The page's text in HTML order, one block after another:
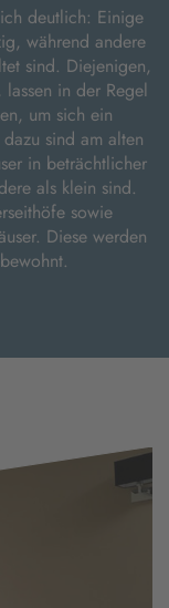
deutlich: Einige
während andere
sind. Diejenigen,
in der Regel
um sich ein
sind am alten
in beträchtlicher
als klein sind.
sowie
Diese werden